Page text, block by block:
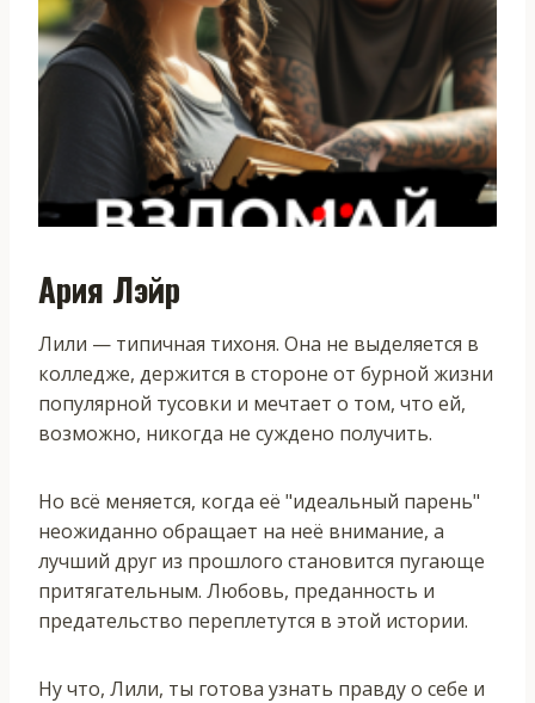
Ария Лэйр
Лили — типичная тихоня. Она не выделяется в
колледже, держится в стороне от бурной жизни
популярной тусовки и мечтает о том, что ей,
возможно, никогда не суждено получить.
Но всё меняется, когда её "идеальный парень"
неожиданно обращает на неё внимание, а
лучший друг из прошлого становится пугающе
притягательным. Любовь, преданность и
предательство переплетутся в этой истории.
Ну что, Лили, ты готова узнать правду о себе и